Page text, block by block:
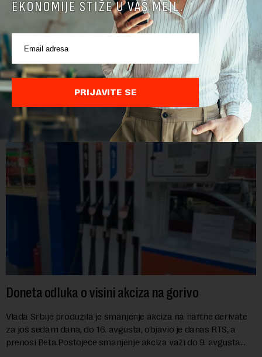
Direktoru Telekoma Srbija zabranjen ulaz na
Kosovo: Vladimira Lučića Priština proglasila
personom non grata
Ministarstvo unutrašnjih poslova Kosova proglasilo je
direktora Telekoma Srbije Vladimira Lučića nepoželjnom
osobom i trajno mu zabranilo ulazak, tranzit i boravak na
Kosovu, navodeći kao razlog njegove javn...
Doneta odluka o visini akciza na gorivo
Vlada Srbije produžila je smanjenje akciza na naftne derivate
za još sedam dana, do 16. avgusta, objavio je danas RTS, a
prenosi Beta.Postojeće smanjenje akciza važi do 9. avgusta
EKONOMIJE STIŽE U VAŠ MEJL.
PRIJAVITE SE